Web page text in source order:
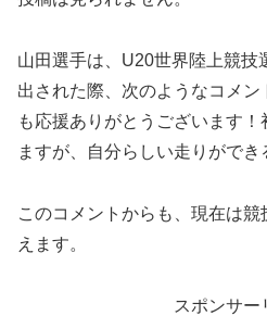
山田選手は、U20世界陸上競技
出された際、次のようなコメ
も応援ありがとうございます
ますが、自分らしい走りができ
このコメントからも、現在は
えます。
スポンサー